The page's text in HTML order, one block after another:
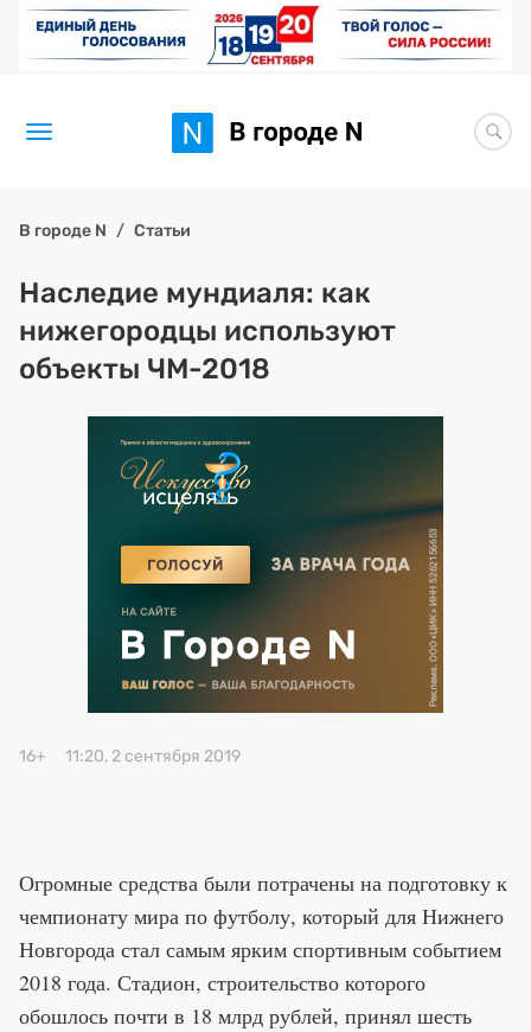
Здоровье
BORЩ
Премия 2026 (текущая)
Эксперты
В городе N Статьи
Наследие мундиаля: как
нижегородцы используют
объекты ЧМ-2018
16+ 11:20, 2 сентября 2019
Огромные средства были потрачены на подготовку к
чемпионату мира по футболу, который для Нижнего
Новгорода стал самым ярким спортивным событием
2018 года. Стадион, строительство которого
обошлось почти в 18 млрд рублей, принял шесть